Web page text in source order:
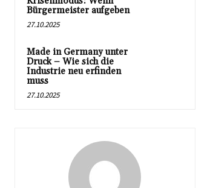
Bürgermeister aufgeben
27.10.2025
Made in Germany unter
Druck – Wie sich die
Industrie neu erfinden
muss
27.10.2025